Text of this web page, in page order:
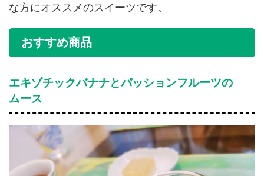
な方にオススメのスイーツです。
おすすめ商品
エキゾチックバナナとパッションフルーツの
ムース